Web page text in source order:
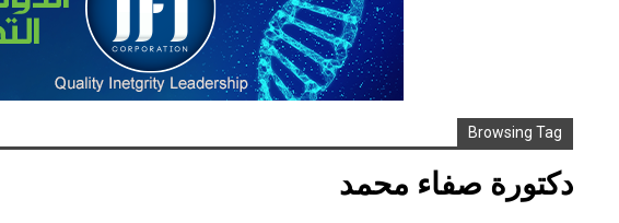
Browsing Tag
دكتورة صفاء محمد